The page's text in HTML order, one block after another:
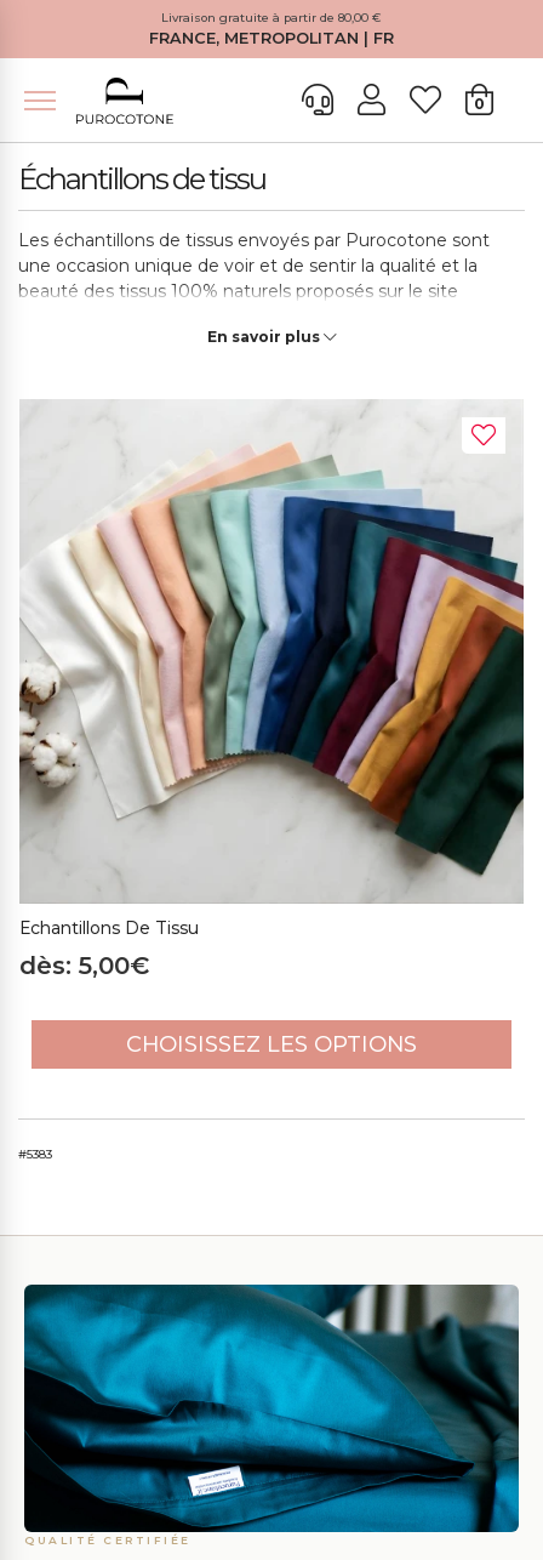
Livraison gratuite à partir de 80,00 €
FRANCE, METROPOLITAN | FR
0
Échantillons de tissu
Les échantillons de tissus envoyés par Purocotone sont
une occasion unique de voir et de sentir la qualité et la
beauté des tissus 100% naturels proposés sur le site
Avec la possibilité de choisir parmi une large gamme de
de la flanelle de coton au chanvre, du satin au coton lavé et
Les tissus sont 100% naturels certifiés OEKO-TEX Standard
100, ce qui signifie qu'ils sont testés et conformes aux plus
hauts standards internationaux de sécurité textile et ne
contiennent aucune substance nocive pour la santé
humaine. Choisir des échantillons de tissus est un moyen
parfait de vous assurer que vous sélectionnez le bon tissu
pour votre décoration intérieure.
En résumé, commander les échantillons de tissus
Purocotone.fr est un choix idéal pour toute personne
souhaitant s'assurer de sélectionner le bon tissu pour tout
projet, avec la possibilité de voir et de sentir la qualité et la
beauté des tissus 100% naturels certifiés OEKO-TEX
Standard 100.
En savoir plus
Echantillons De Tissu
dès: 5,00€
CHOISISSEZ LES OPTIONS
#5383
QUALITÉ CERTIFIÉE